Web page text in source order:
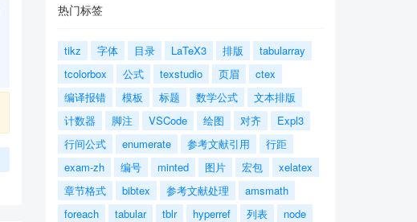
热门标签
tikz 字体 目录 LaTeX3 排版
tabularray
tcolorbox
公式 texstudio 页眉
ctex
编译报错
模板 标题 数学公式
文本排版
计数器
脚注 VSCode 绘图 对齐
Expl3
行间公式
enumerate 参考文献引用
行距
exam-zh
编号 minted 图片 宏包
xelatex
章节格式
bibtex 参考文献处理
amsmath
foreach
tabular tblr hyperref 列表
node